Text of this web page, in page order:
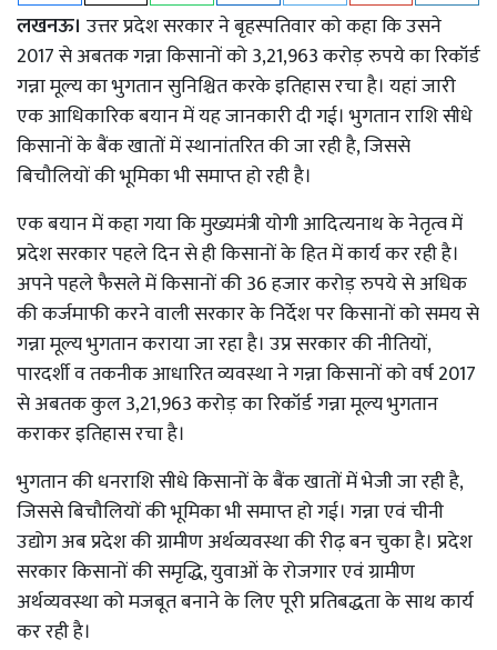
लखनऊ। उत्तर प्रदेश सरकार ने बृहस्पतिवार को कहा कि उसने
2017 से अबतक गन्ना किसानों को 3,21,963 करोड़ रुपये का रिकॉर्ड
गन्ना मूल्य का भुगतान सुनिश्चित करके इतिहास रचा है। यहां जारी
एक आधिकारिक बयान में यह जानकारी दी गई। भुगतान राशि सीधे
किसानों के बैंक खातों में स्थानांतरित की जा रही है, जिससे
बिचौलियों की भूमिका भी समाप्त हो रही है।
एक बयान में कहा गया कि मुख्यमंत्री योगी आदित्यनाथ के नेतृत्व में
प्रदेश सरकार पहले दिन से ही किसानों के हित में कार्य कर रही है।
अपने पहले फैसले में किसानों की 36 हजार करोड़ रुपये से अधिक
की कर्जमाफी करने वाली सरकार के निर्देश पर किसानों को समय से
गन्ना मूल्य भुगतान कराया जा रहा है। उप्र सरकार की नीतियों,
पारदर्शी व तकनीक आधारित व्यवस्था ने गन्ना किसानों को वर्ष 2017
से अबतक कुल 3,21,963 करोड़ का रिकॉर्ड गन्ना मूल्य भुगतान
कराकर इतिहास रचा है।
भुगतान की धनराशि सीधे किसानों के बैंक खातों में भेजी जा रही है,
जिससे बिचौलियों की भूमिका भी समाप्त हो गई। गन्ना एवं चीनी
उद्योग अब प्रदेश की ग्रामीण अर्थव्यवस्था की रीढ़ बन चुका है। प्रदेश
सरकार किसानों की समृद्धि, युवाओं के रोजगार एवं ग्रामीण
अर्थव्यवस्था को मजबूत बनाने के लिए पूरी प्रतिबद्धता के साथ कार्य
कर रही है।